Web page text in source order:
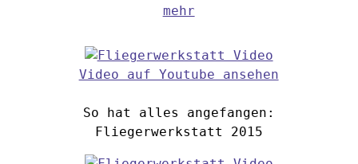
mehr
Video auf Youtube ansehen
So hat alles angefangen:
Fliegerwerkstatt 2015